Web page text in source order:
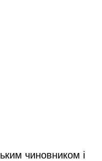
чиновником і